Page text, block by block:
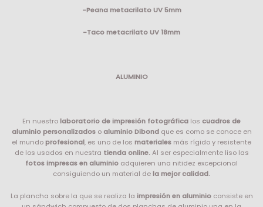
-Peana metacrilato UV 5mm
-Taco metacrilato UV 18mm
ALUMINIO
En nuestrolaboratorio de impresión fotográfica los cuadros de
aluminio personalizados o aluminio Dibondque es como se conoce en
el mundoprofesional, es uno de los materiales más rígido y resistente
de los usados en nuestra tienda online.Al ser especialmente liso las
fotos impresas en aluminio adquieren una nitidez excepcional
consiguiendo un material dela mejor calidad.
La plancha sobre la que se realiza la impresión en aluminioconsiste en